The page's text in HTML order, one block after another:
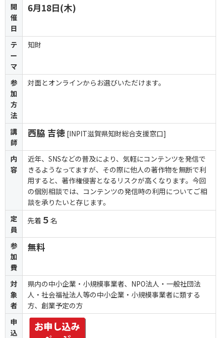
開
催
日
6月18日(木)
テ
ー
マ
知財
参
加
方
法
対面とオンラインからお選びいただけます。
講
師
西脇 吉徳 [INPIT滋賀県知財総合支援窓口]
内
容
近年、SNSなどの普及により、気軽にコンテンツを発信で
きるようなってますが、その際に他人の著作物を無断で利
用すると、著作権侵害となるリスクが高くなります。今回
の個別相談では、コンテンツの発信時の利用についてご相
談を承りたいと存じます。
定
員
先着 ５ 名
参
加
費
無料
対
象
者
県内の中小企業・小規模事業者、NPO法人・一般社団法
人・社会福祉法人等の中小企業・小規模事業者に類する
方、創業予定の方
申
込